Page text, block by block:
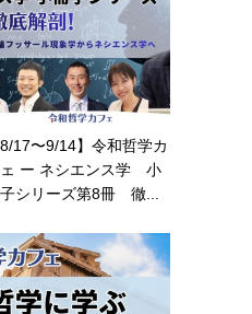
8/17〜9/14】令和哲学カ
ー ネシエンス学 小
シリーズ第8冊 徹...